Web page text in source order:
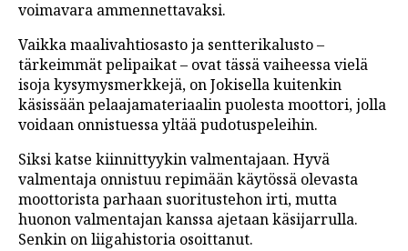
voimavara ammennettavaksi.
Vaikka maalivahtiosasto ja sentterikalusto –
tärkeimmät pelipaikat – ovat tässä vaiheessa vielä
isoja kysymysmerkkejä, on Jokisella kuitenkin
käsissään pelaajamateriaalin puolesta moottori, jolla
voidaan onnistuessa yltää pudotuspeleihin.
Siksi katse kiinnittyykin valmentajaan. Hyvä
valmentaja onnistuu repimään käytössä olevasta
moottorista parhaan suoritustehon irti, mutta
huonon valmentajan kanssa ajetaan käsijarrulla.
Senkin on liigahistoria osoittanut.